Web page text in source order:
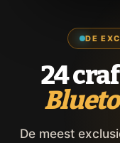
DE
24
De meest